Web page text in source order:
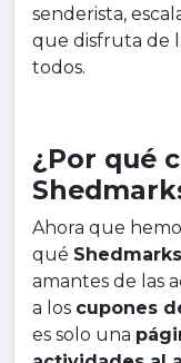
senderista,
que disfruta de
todos.
¿Por qué
Ahora que
qué Shedmarks
amantes de las
a los cupones
es solo una